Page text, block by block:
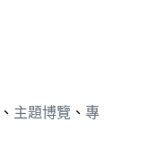
、 主題博覽 、 專